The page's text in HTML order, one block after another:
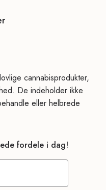
cannabisprodukter,
De indeholder ikke
eller helbrede
fordele i dag!